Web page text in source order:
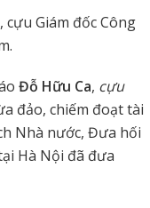
Giám đốc Công
Đỗ Hữu Ca, cựu
đảo, chiếm đoạt tài
Nhà nước, Đưa hối
Hà Nội đã đưa